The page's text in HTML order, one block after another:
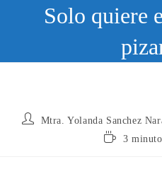
Solo quiere
AutorMtra. Yolanda Sanchez
Tiempo
3